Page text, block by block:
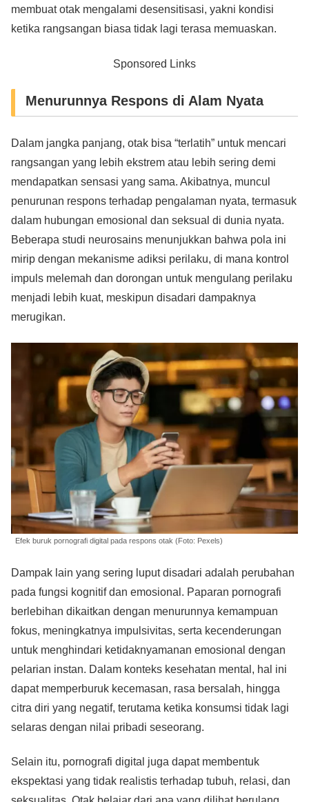
membuat otak mengalami desensitisasi, yakni kondisi
ketika rangsangan biasa tidak lagi terasa memuaskan.
Sponsored Links
Menurunnya Respons di Alam Nyata
Dalam jangka panjang, otak bisa “terlatih” untuk mencari
rangsangan yang lebih ekstrem atau lebih sering demi
mendapatkan sensasi yang sama. Akibatnya, muncul
penurunan respons terhadap pengalaman nyata, termasuk
dalam hubungan emosional dan seksual di dunia nyata.
Beberapa studi neurosains menunjukkan bahwa pola ini
mirip dengan mekanisme adiksi perilaku, di mana kontrol
impuls melemah dan dorongan untuk mengulang perilaku
menjadi lebih kuat, meskipun disadari dampaknya
merugikan.
Efek buruk pornografi digital pada respons otak (Foto: Pexels)
Dampak lain yang sering luput disadari adalah perubahan
pada fungsi kognitif dan emosional. Paparan pornografi
berlebihan dikaitkan dengan menurunnya kemampuan
fokus, meningkatnya impulsivitas, serta kecenderungan
untuk menghindari ketidaknyamanan emosional dengan
pelarian instan. Dalam konteks kesehatan mental, hal ini
dapat memperburuk kecemasan, rasa bersalah, hingga
citra diri yang negatif, terutama ketika konsumsi tidak lagi
selaras dengan nilai pribadi seseorang.
Selain itu, pornografi digital juga dapat membentuk
ekspektasi yang tidak realistis terhadap tubuh, relasi, dan